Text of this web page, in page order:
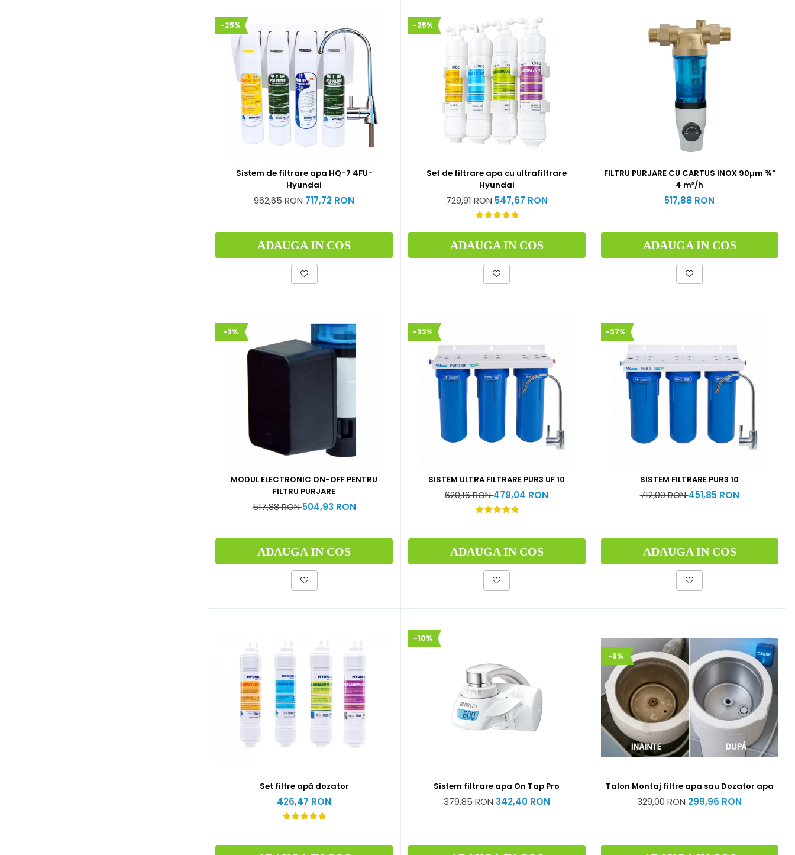
-25%
Sistem de filtrare apa HQ-7 4FU-
Hyundai
962,65 RON717,72 RON
ADAUGA IN COS
-25%
Set de filtrare apa cu ultrafiltrare
Hyundai
729,91 RON547,67 RON
ADAUGA IN COS
FILTRU PURJARE CU CARTUS INOX 90µm ¾"
4 m³/h
517,88 RON
ADAUGA IN COS
-3%
MODUL ELECTRONIC ON-OFF PENTRU
FILTRU PURJARE
517,88 RON504,93 RON
ADAUGA IN COS
-23%
SISTEM ULTRA FILTRARE PUR3 UF 10
620,16 RON479,04 RON
ADAUGA IN COS
-37%
SISTEM FILTRARE PUR3 10
712,09 RON451,85 RON
ADAUGA IN COS
Set filtre apă dozator
426,47 RON
-10%
Sistem filtrare apa On Tap Pro
379,85 RON342,40 RON
-9%
Talon Montaj filtre apa sau Dozator apa
329,00 RON299,96 RON